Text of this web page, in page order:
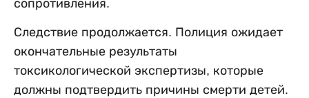
сопротивления.
Следствие продолжается. Полиция ожидает
окончательные результаты
токсикологической экспертизы, которые
должны подтвердить причины смерти детей.